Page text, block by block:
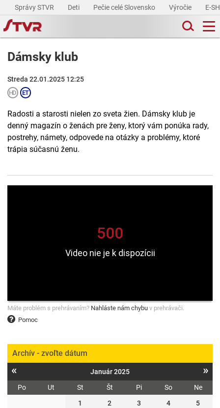
Správy STVR Deti Pečie celé Slovensko Výročie E-
Dámsky klub
Streda 22.01.2025 12:25
Radosti a starosti nielen zo sveta žien. Dámsky klub je
denný magazín o ženách pre ženy, ktorý vám ponúka rady,
postrehy, námety, odpovede na otázky a problémy, ktoré
trápia súčasnú ženu.
Pomoc
Máte problém s prehrávaním? Nahláste nám chybu v prehrávači.
Archív - zvoľte dátum
« Január 2025 »
Po Ut St Št Pi So
Ne
1
2 3 4 5